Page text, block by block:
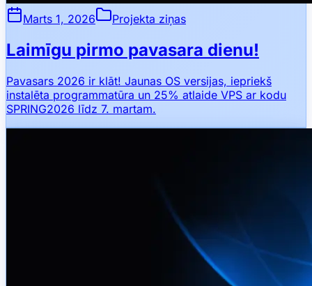
Marts 1, 2026 Projekta ziņas
Laimīgu pirmo pavasara dienu!
Pavasars 2026 ir klāt! Jaunas OS versijas, iepriekš
instalēta programmatūra un 25% atlaide VPS ar kodu
SPRING2026 līdz 7. martam.